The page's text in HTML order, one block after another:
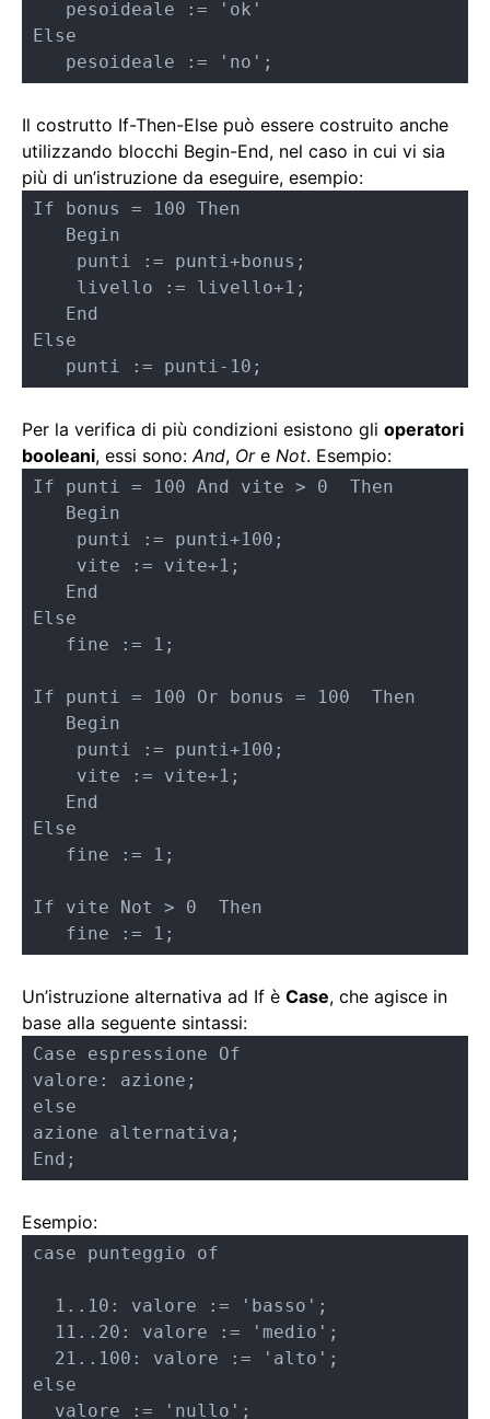
Else
Il costrutto If-Then-Else può essere costruito anche
utilizzando blocchi Begin-End, nel caso in cui vi sia
più di un’istruzione da eseguire, esempio:
If bonus = 100 Then
Else
   punti := punti-10;
Per la verifica di più condizioni esistono gli operatori
booleani, essi sono:And, Ore Not. Esempio:
If punti = 100 And vite > 0  Then
Else
If punti = 100 Or bonus = 100  Then
Else
If vite Not > 0  Then
   fine := 1;
Un’istruzione alternativa ad If è Case, che agisce in
base alla seguente sintassi:
Case espressione Of
valore: azione;
else
azione alternativa;
End;
Esempio:
case punteggio of
else